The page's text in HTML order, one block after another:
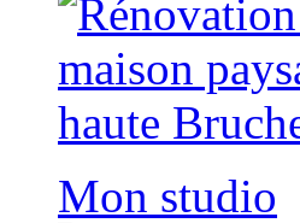
Mon studio